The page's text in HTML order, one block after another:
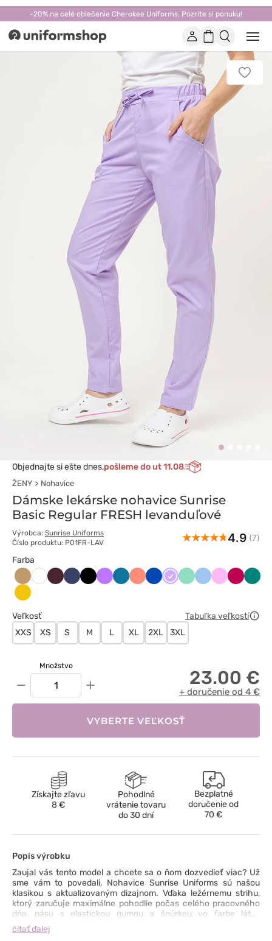
-20% na celé oblečenie Cherokee Uniforms. Pozrite si ponuku!
Uniformshop ÚčetNákupný
košík
alebo
Pridať
k
Objednajte si ešte dnes,pošleme do ut 11.08
ŽENY Nohavice
Dámske lekárske nohavice Sunrise
Basic Regular FRESH levanduľové
Výrobca: Sunrise Uniforms
Číslo produktu: P01FR-LAV
4.9 (7)
Farba
Beżowy
Biały Burgundowy
CiemnyCzarnyFioletowyKaraibskiKoralowy
Królewski
Lawendowy
MiętowyNiebieskiRóżowyŚliwkowy
Żółty
Veľkosť
Tabuľka veľkostí
XXS
XS S M L XL 2XL 3XL
Množstvo
− + 23.00 €
+ doručenie od 4 €
VYBERTE VEĽKOSŤ
Získajte zľavu
8 €
Pohodlné
vrátenie tovaru
do 30 dní
Bezplatné
doručenie od
70 €
Popis výrobku
Zaujal vás tento model a chcete sa o ňom dozvedieť viac? Už
sme vám to povedali. Nohavice Sunrise Uniforms sú našou
klasikou s aktualizovaným dizajnom. Vďaka ležérnemu strihu,
ktorý zaručuje maximálne pohodlie počas celého pracovného
dňa, pásu s elastickou gumou a šnúrkou vo farbe látky
a pevnému prešívaniu získate plnohodnotný úžitok na dlhé roky
Dve priestranné bočné vrecká sú ideálne na uloženie
čítať ďalej